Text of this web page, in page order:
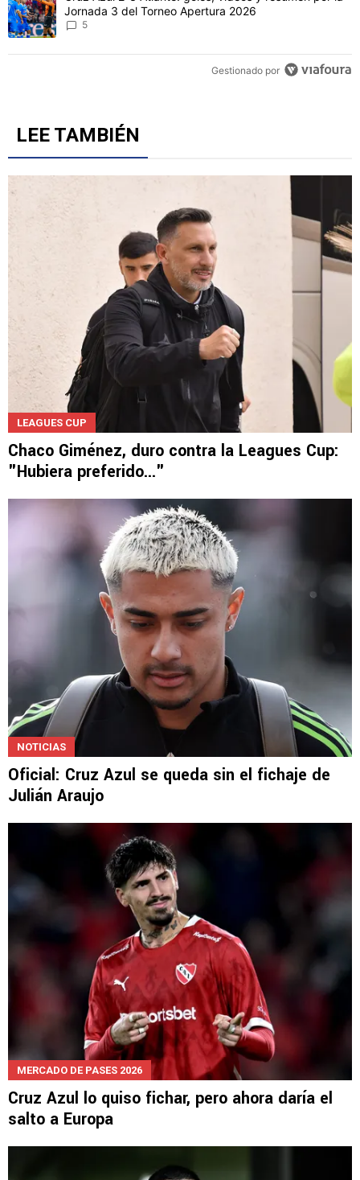
Jornada 3 del Torneo Apertura 2026
5
Gestionado por
LEE TAMBIÉN
LEAGUES CUP
Chaco Giménez, duro contra la Leagues Cup:
"Hubiera preferido..."
NOTICIAS
Oficial: Cruz Azul se queda sin el fichaje de
Julián Araujo
MERCADO DE PASES 2026
Cruz Azul lo quiso fichar, pero ahora daría el
salto a Europa